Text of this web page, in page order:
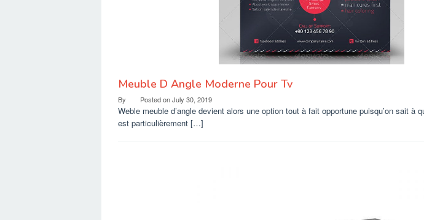
Meuble D Angle Moderne Pour Tv
By Posted onJuly 30, 2019
Weble meuble d’angle devient alors une option tout à fait opportune puisqu’on sait à
est particulièrement […]